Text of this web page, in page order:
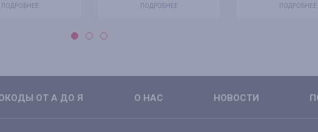
ПОДРОБНЕЕ ПОДРОБНЕЕ ПОДРОБНЕЕ
ОТ А ДО Я О НАС НОВОСТИ